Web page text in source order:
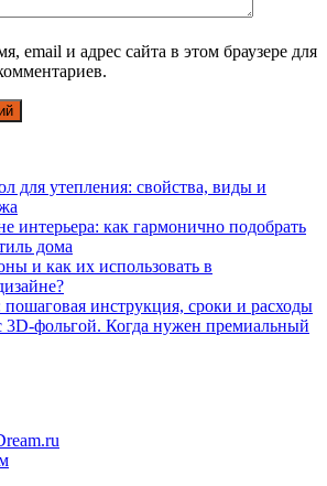
email и адрес сайта в этом браузере для
для утепления: свойства, виды и
интерьера: как гармонично подобрать
дома
и как их использовать в
инструкция, сроки и расходы
3D-фольгой. Когда нужен премиальный